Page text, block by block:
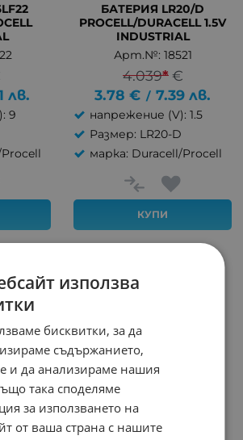
лв.
9
БАТЕРИЯ LR20/D
PROCELL/DURACELL 1.5V
INDUSTRIAL
Арт.№: 18521
4.039* €
3.78 € / 7.39 лв.
напрежение (V): 1.5
Размер: LR20-D
марка: Duracell/Procell
КУПИ
AA БАТЕРИЯ LR03 AAA
използва
бисквитки, за да
съдържанието,
и да анализираме нашия
така споделяме
за използването на
от ваша страна с нашите